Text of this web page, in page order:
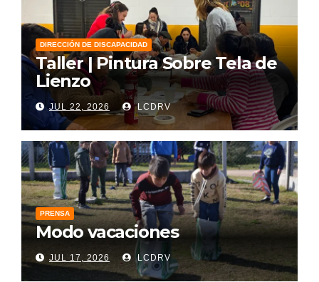
DIRECCIÓN DE DISCAPACIDAD
Taller | Pintura Sobre Tela de
Lienzo
JUL 22, 2026 LCDRV
PRENSA
Modo vacaciones
JUL 17, 2026 LCDRV